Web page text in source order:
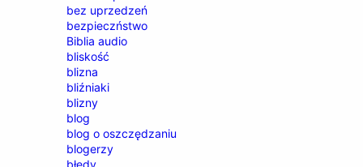
bez uprzedzeń
bezpieczństwo
Biblia audio
bliskość
blizna
bliźniaki
blizny
blog
blog o oszczędzaniu
blogerzy
błędy